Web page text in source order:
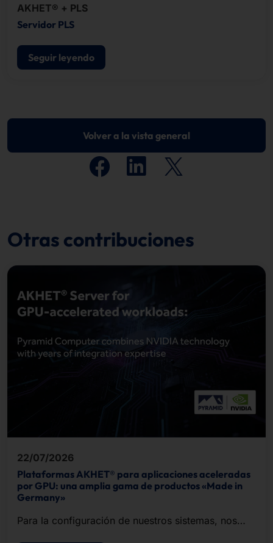
AKHET® + PLS
Servidor PLS
Seguir leyendo
Volver a la vista general
Otras contribuciones
22/07/2026
Plataformas AKHET® para aplicaciones aceleradas
por GPU: una amplia gama de productos «Made in
Germany»
Para la configuración de nuestros sistemas, nos